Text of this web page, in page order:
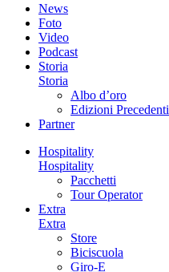
News
Foto
Video
Podcast
Storia
Storia
Albo d’oro
Edizioni Precedenti
Partner
Hospitality
Hospitality
Pacchetti
Tour Operator
Extra
Extra
Store
Biciscuola
Giro-E